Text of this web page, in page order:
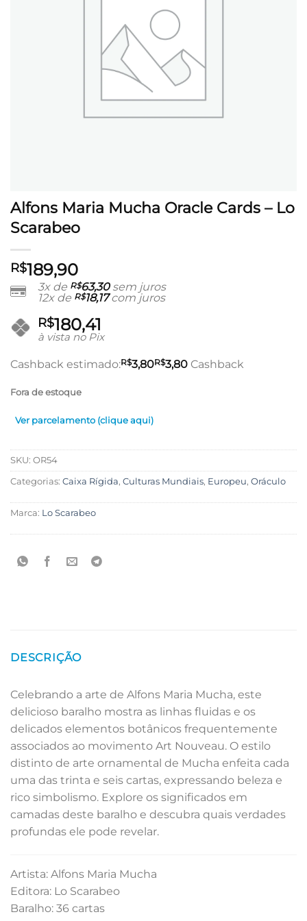
Alfons Maria Mucha Oracle Cards – Lo
Scarabeo
R$189,90
3x de R$63,30sem juros
12x de R$18,17com juros
R$180,41
à vista no Pix
Cashback estimado:R$3,80R$3,80 Cashback
Fora de estoque
Ver parcelamento (clique aqui)
SKU: OR54
Categorias: Caixa Rígida, Culturas Mundiais, Europeu, Oráculo
Marca: Lo Scarabeo
DESCRIÇÃO
Celebrando a arte de Alfons Maria Mucha, este
delicioso baralho mostra as linhas fluidas e os
delicados elementos botânicos frequentemente
associados ao movimento Art Nouveau. O estilo
distinto de arte ornamental de Mucha enfeita cada
uma das trinta e seis cartas, expressando beleza e
rico simbolismo. Explore os significados em
camadas deste baralho e descubra quais verdades
profundas ele pode revelar.
Artista: Alfons Maria Mucha
Editora: Lo Scarabeo
Baralho: 36 cartas